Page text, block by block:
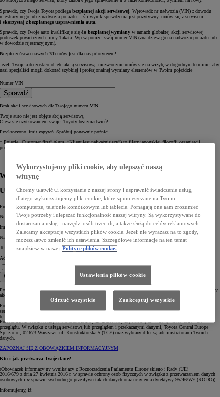
Sprawdź, czy Twoja Toyota podlega bezpłatnej akcji serwisowej . Wprowadź nr nadwozia (VIN) z dowodu
rejestracyjnego lub z nadwozia pojazdu. Jeśli wynik sprawdzenia jest pozytywny, umów się z serwisem
i skorzystaj z bezpłatnego usprawnienia auta.
Sprawdź, czy Twoje auto kwalifikuje się do bezpłatnej wymiany w ramach globalnej akcji serwisowej
poduszek powietrznych firmy Takata. Wpisz poniżej swój numer VIN (znajdziesz go na nadwoziu pojazdu lub
w dowodzie rejestracyjnym).
Bezpieczeństwo naszych Klientów jest dla nas priorytetem!
Jeżeli Twoje auto zostało objęte akcją serwisową, niezwłocznie umów się na wizytę w dogodnym terminie, aby
nasi specjaliści mogli dokonać szybkiej i profesjonalnej wymiany elementów w Twoim pojeździe!
Numer VIN
Sprawdź
Brak akcji serwisowych dla Twojego numeru VIN
Twoje auto nie jest objęte akcją serwisową.
Ciesz się użytkowaniem swojej Toyoty bez zmartwień!
Przekroczono limit zapytań. Spróbuj ponownie później.
* Pojęcie „Customer first” (tłum. “Klient jest najważniejszy”) to filary japońskiej filozofii organizacji
produkcji i obsługi klienta.
Wybierz dilera
Uzupełnij swoje dane
Preferowana data serwisu: *
Nr VIN pojazdu:
Imię *
Nazwisko *
Telefon komórkowy *
Adres e-mail *
Wyślij
Pola oznaczone * są obowiązkowe, aby wybrany Diler mógł skontaktować się z Tobą w celu omówienia oferty
akcesoryjnej.
Pozostawiasz nam swoje dane osobowe poprzez formularz stanowiący prośbę o umówienie i realizację usługi
serwisowej lub przeglądu. W ten sposób, podajesz nam swoje dane celem skontaktowania się z Tobą
telefonicznie lub mailowo.
Pozostawienie Twoich danych jest dobrowolne, ale konieczne, abyś skorzystał z usługi serwisowej lub
przeglądu. W związku z usługą serwisową lub przeglądem i przekazanymi danymi, Toyota Central Europe
Sp. z o.o., 02-673 Warszawa, ul. Konstruktorska 5 (TCE) oraz wybrany diler są administratorami Twoich
danych.
ZAPOZNAJ SIĘ Z OBOWIĄZKIEM INFORMACYJNYM
Kto i jak przetwarza Twoje dane?
(Obowiązek informacyjny wynikający z Rozporządzenia Parlamentu Europejskiego i Rady (UE)
2016/679 z dnia 27 kwietnia 2016 r. w sprawie ochrony osób fizycznych w związku z przetwarzaniem danych
osobowych i w sprawie swobodnego przepływu takich danych oraz uchylenia dyrektywy 95/46/WE (RODO))
Informujemy, iż:
Wykorzystujemy pliki cookie, aby ulepszyć naszą
witrynę
Chcemy ułatwić Ci korzystanie z naszej strony i usprawnić świadczenie usług,
dlatego wykorzystujemy pliki cookie, które są umieszczane na Twoim
komputerze, telefonie komórkowym lub tablecie. Pomagają one nam zrozumieć
Twoje potrzeby i ulepszać funkcjonalność naszej witryny. Są wykorzystywane do
dostarczania usług i narzędzi osób trzecich, a także służą do celów reklamowych.
Zalecamy akceptację wszystkich plików cookie. Jeżeli nie wyrażasz na to zgody,
możesz łatwo zmienić ich ustawienia. Szczegółowe informacje na ten temat
znajdziesz w naszej Polityce plików cookie.
Ustawienia plików cookie
Odrzuć wszystkie Zaakceptuj wszystkie